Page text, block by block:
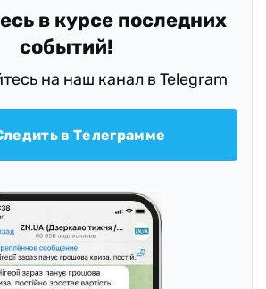
в курсе последних
событий!
на наш канал в Telegram
в Телеграмме